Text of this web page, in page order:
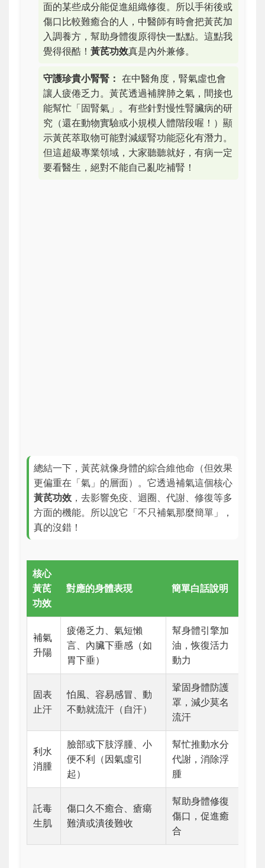
面的某些成分能促進組織修復。所以手術後或
傷口比較難癒合的人，中醫師有時會把黃芪加
入調養方，幫助身體復原得快一點點。這點我
覺得很酷！ 黃芪功效真是內外兼修。
守護珍貴小腎腎： 在中醫角度，腎氣虛也會
讓人疲倦乏力。黃芪透過補脾肺之氣，間接也
能幫忙「固腎氣」。有些針對慢性腎臟病的研
究（還在動物實驗或小規模人體階段喔！）顯
示黃芪萃取物可能對減緩腎功能惡化有潛力。
但這超級專業領域，大家聽聽就好，有病一定
要看醫生，絕對不能自己亂吃補腎！
總結一下，黃芪就像身體的綜合維他命（但效果
更偏重在「氣」的層面）。它透過補氣這個核心
黃芪功效 ，去影響免疫、迴圈、代謝、修復等多
方面的機能。所以說它「不只補氣那麼簡單」，
真的沒錯！
核心
黃芪
功效
對應的身體表現 簡單白話說明
補氣
升陽
疲倦乏力、氣短懶
言、內臟下垂感（如
胃下垂）
幫身體引擎加
油，恢復活力
動力
固表
止汗
怕風、容易感冒、動
不動就流汗（自汗）
鞏固身體防護
罩，減少莫名
流汗
利水
消腫
臉部或下肢浮腫、小
便不利（因氣虛引
起）
幫忙推動水分
代謝，消除浮
腫
託毒
生肌
傷口久不癒合、瘡瘍
難潰或潰後難收
幫助身體修復
傷口，促進癒
合